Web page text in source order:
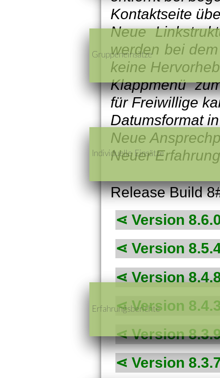
Gruppeneinsätze
Individuelle Einsätze
Erfahrungsberichte
Kontaktseite
Neue
werden bei
keine
Klappmenü
für Freiwillige
Datumsformat
Neue
Neuer
Release Build
Version
Version
Version
Version
Version
Version